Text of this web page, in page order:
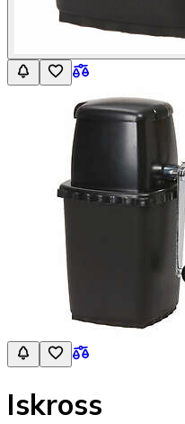
Iskross